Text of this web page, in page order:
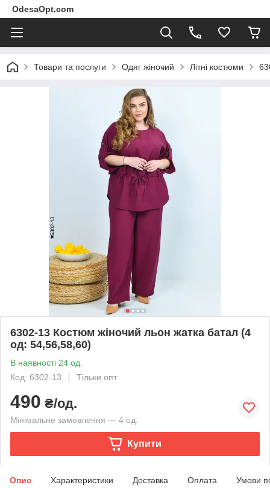
OdesaOpt.com
Товари та послуги Одяг жіночий Літні костюми
6302-13 Костюм жіночий льон жатка батал (4
од: 54,56,58,60)
В наявності 24 од.
Код: 6302-13
Тільки опт
490 ₴/од.
Мінімальне замовлення — 4 од.
Купити
Опис Характеристики Доставка Оплата Умови